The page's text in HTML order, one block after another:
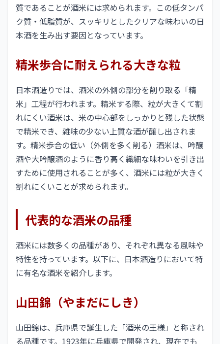
質であることが酒米には求められます。この低タンパ
ク質・低脂質が、スッキリとしたクリアな味わいの日
本酒を生み出す要因となっています。
精米歩合に耐えられる大きな粒
日本酒造りでは、酒米の外側の部分を削り取る「精
米」工程が行われます。精米する際、粒が大きくて割
れにくい酒米は、米の中心部をしっかりと残した状態
で精米でき、雑味の少ない上質な酒が醸し出されま
す。精米歩合の低い（外側を多く削る）酒米は、吟醸
酒や大吟醸酒のように香り高く繊細な味わいを引き出
すために使用されることが多く、酒米には粒が大きく
割れにくいことが求められます。
代表的な酒米の品種
酒米には数多くの品種があり、それぞれ異なる風味や
特性を持っています。以下に、日本酒造りにおいて特
に有名な酒米を紹介します。
山田錦（やまだにしき）
山田錦は、兵庫県で誕生した「酒米の王様」と称され
る品種です。1923年に兵庫県で開発され、現在でも